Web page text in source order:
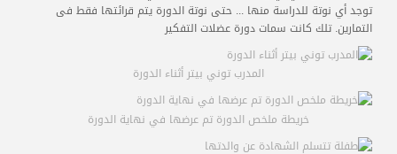
المعتمدون
توجد أي نوتة للدراسة منها ... حتى نوتة الدورة يتم قرائتها فقط فى
التمارين. تلك كانت سمات دورة عضلات التفكير
المدرب توني بيتر أثناء الدورة
خريطة ملخص الدورة تم عرضها في نهاية الدورة